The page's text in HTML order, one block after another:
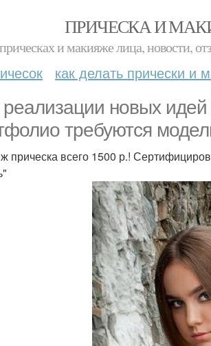
ПРИЧЕСКА И
и макияже лица, новости,
как делать прически и
новых идей
требуются
прическа всего 1500 р.!